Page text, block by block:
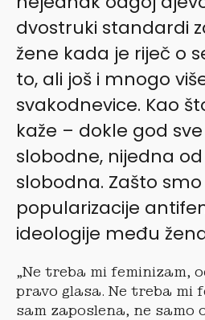
dvostruki standardi
žene kada je riječ o
to, ali još i mnogo
svakodnevice. Kao
kaže – dokle god
slobodne, nijedna
slobodna. Zašto
popularizacije
ideologije među
„Ne treba mi feminizam,
pravo glasa. Ne treba mi
sam zaposlena, ne samo